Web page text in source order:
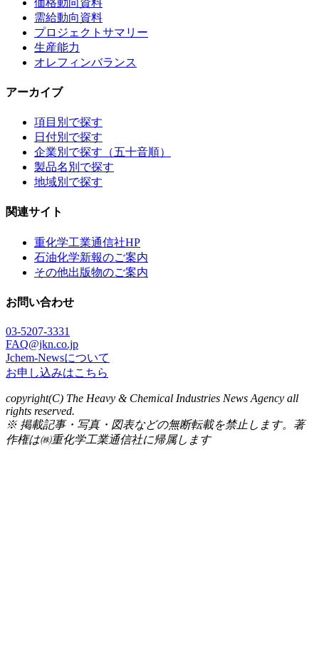
需給動向資料
プロジェクトサマリー
生産能力
オレフィンバランス
アーカイブ
項目別で探す
日付別で探す
企業別で探す（五十音順）
製品名別で探す
地域別で探す
関連サイト
重化学工業通信社HP
石油化学新報のご案内
その他出版物のご案内
お問い合わせ
03-5207-3331
FAQ@jkn.co.jp
Jchem-Newsについて
お申し込みはこちら
copyright(C) The Heavy & Chemical Industries News Agency all
rights reserved.
※ 掲載記事・写真・図表などの無断転載を禁止します。著
作権は㈱重化学工業通信社に帰属します